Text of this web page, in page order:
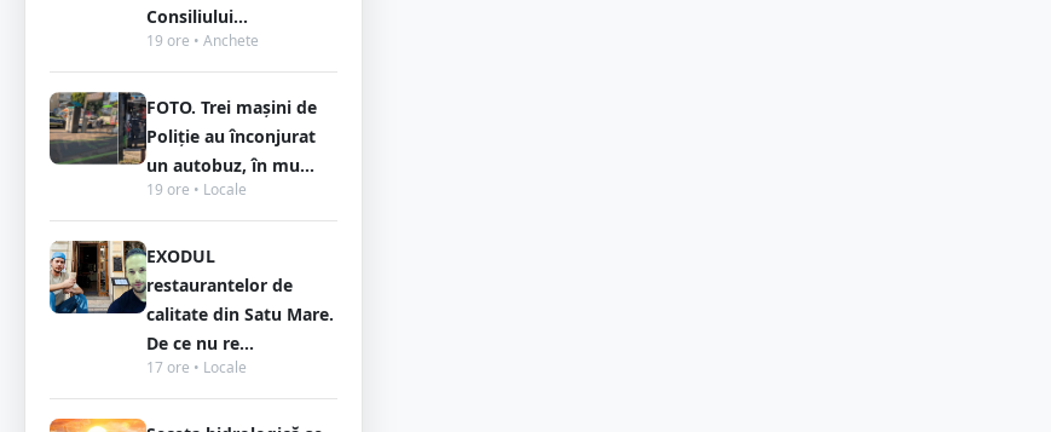
Consiliului...
19 ore • Anchete
FOTO. Trei mașini de
Poliție au înconjurat
un autobuz, în mu...
19 ore • Locale
EXODUL
restaurantelor de
calitate din Satu Mare.
De ce nu re...
17 ore • Locale